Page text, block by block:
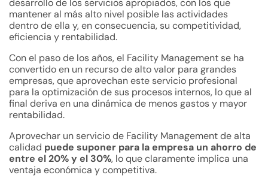
desarrollo de los servicios apropiados, con los que
mantener al más alto nivel posible las actividades
dentro de ella y, en consecuencia, su competitividad,
eficiencia y rentabilidad.
Con el paso de los años, el Facility Management se ha
convertido en un recurso de alto valor para grandes
empresas, que aprovechan este servicio profesional
para la optimización de sus procesos internos, lo que al
final deriva en una dinámica de menos gastos y mayor
rentabilidad.
Aprovechar un servicio de Facility Management de alta
calidad puede suponer para la empresa un ahorro de
entre el 20% y el 30%, lo que claramente implica una
ventaja económica y competitiva.